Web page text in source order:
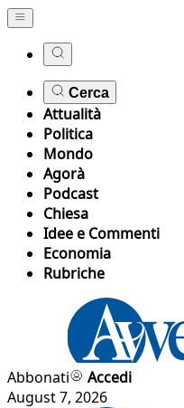
Cerca
Attualità
Politica
Mondo
Agorà
Podcast
Chiesa
Idee e Commenti
Economia
Rubriche
Abbonati
Accedi
August 7, 2026